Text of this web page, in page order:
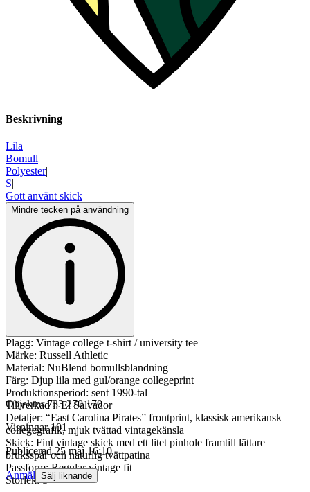
Beskrivning
Lila|
Bomull|
Polyester|
S|
Gott använt skick
Mindre tecken på användning
Plagg: Vintage college t-shirt / university tee
Märke: Russell Athletic
Material: NuBlend bomullsblandning
Färg: Djup lila med gul/orange collegeprint
Produktionsperiod: sent 1990-tal
Tillverkad i: El Salvador
Detaljer: “East Carolina Pirates” frontprint, klassisk amerikansk
collegegrafik, mjuk tvättad vintagekänsla
Skick: Fint vintage skick med ett litet pinhole framtill lättare
bruksspår och naturlig tvättpatina
Passform: Regular vintage fit
Storlek: S
Objektnr 733 270 170
Visningar 101
Publicerad 25 maj 16:10
Anmäl Sälj liknande